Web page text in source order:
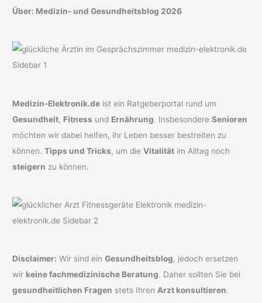
Über: Medizin- und Gesundheitsblog 2026
Medizin-Elektronik.de ist ein Ratgeberportal rund um
Gesundheit, Fitness und Ernährung. InsbesondereSenioren
möchten wir dabei helfen, ihr Leben besser bestreiten zu
können.Tipps und Tricks, um dieVitalität im Alltag noch
steigern zu können.
Disclaimer: Wir sind einGesundheitsblog, jedoch ersetzen
wir keine fachmedizinische Beratung. Daher sollten Sie bei
gesundheitlichen Fragen stets IhrenArzt konsultieren.